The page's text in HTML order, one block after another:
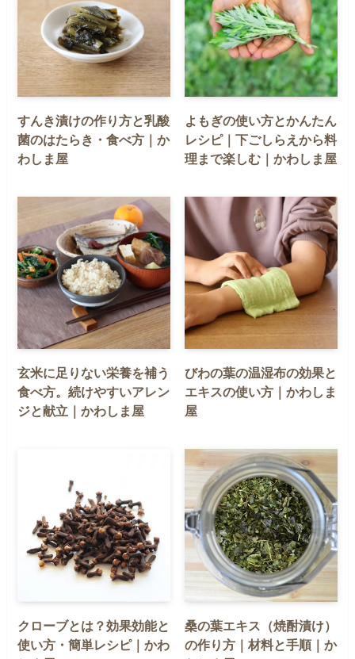
すんき漬けの作り方と乳酸
菌のはたらき・食べ方｜か
わしま屋
よもぎの使い方とかんたん
レシピ｜下ごしらえから料
理まで楽しむ｜かわしま屋
玄米に足りない栄養を補う
食べ方。続けやすいアレン
ジと献立｜かわしま屋
びわの葉の温湿布の効果と
エキスの使い方｜かわしま
屋
クローブとは？効果効能と
使い方・簡単レシピ｜かわ
桑の葉エキス（焼酎漬け）
の作り方｜材料と手順｜か